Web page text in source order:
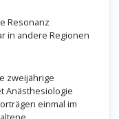
Resonanz
in andere Regionen
zweijährige
Anästhesiologie
einmal im